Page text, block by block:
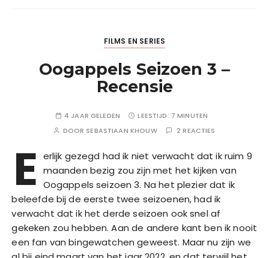
FILMS EN SERIES
Oogappels Seizoen 3 –
Recensie
4 JAAR GELEDEN LEESTIJD: 7 MINUTEN
DOOR SEBASTIAAN KHOUW 2 REACTIES
E erlijk gezegd had ik niet verwacht dat ik ruim 9
maanden bezig zou zijn met het kijken van
Oogappels seizoen 3. Na het plezier dat ik
beleefde bij de eerste twee seizoenen, had ik
verwacht dat ik het derde seizoen ook snel af
gekeken zou hebben. Aan de andere kant ben ik nooit
een fan van bingewatchen geweest. Maar nu zijn we